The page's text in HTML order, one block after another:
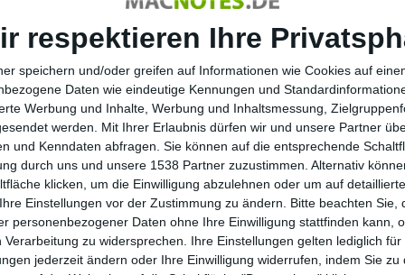
respektieren Ihre
speichern und/oder greifen auf Informationen wie Cookies auf
Daten wie eindeutige Kennungen und
Werbung und Inhalte, Werbung und Inhaltsmessung,
werden.
Mit Ihrer Erlaubnis dürfen wir und unsere Partner
und Kenndaten abfragen. Sie können auf die entsprechende
durch uns und unsere 1538 Partner zuzustimmen. Alternativ
klicken, um die Einwilligung abzulehnen oder um auf
Einstellungen vor der Zustimmung zu ändern.
Bitte beachten Sie,
personenbezogener Daten ohne Ihre Einwilligung stattfinden kann,
Verarbeitung zu widersprechen. Ihre Einstellungen gelten lediglich
jederzeit ändern oder Ihre Einwilligung widerrufen, indem Sie zu
vor Kurzemveröffentlichthat. Es beschreibt, dass
einfrieren können, wenn Safari verwendet wird.
ein Problem gibt. Für die möglichen Lösungsansätze war
X aktualisieren solle. Außerdem wird empfohlen, den
Anwender schon mal aufgrund des „Nerv-Faktors“
der Flash Player lassen kaum eine Gelegenheit aus,
geholfen haben. Es ist seit 16. Mai 2016 verfügbar.
kämpfen haben, helfen die Tipps in den meisten Fällen